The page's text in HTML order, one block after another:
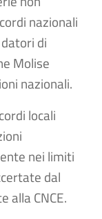
nazionali
di
Molise
nazionali.
locali
nei limiti
dal
alla CNCE.